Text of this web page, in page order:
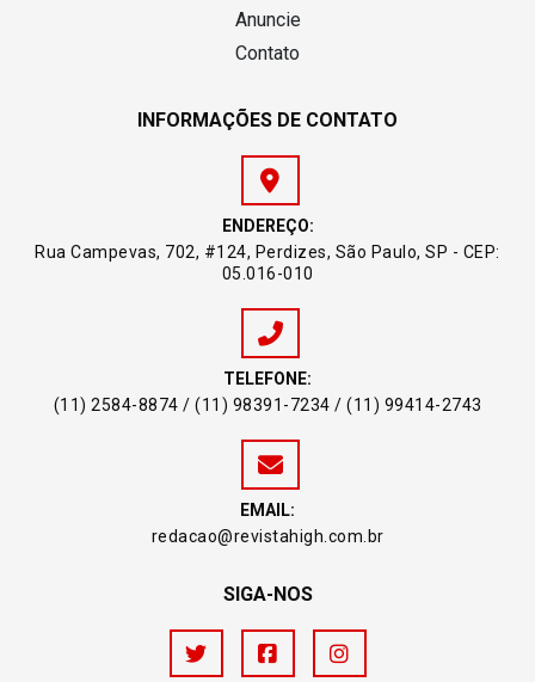
Anuncie
Contato
INFORMAÇÕES DE CONTATO
ENDEREÇO:
Rua Campevas, 702, #124, Perdizes, São Paulo, SP - CEP:
05.016-010
TELEFONE:
(11) 2584-8874 / (11) 98391-7234 / (11) 99414-2743
EMAIL:
redacao@revistahigh.com.br
SIGA-NOS